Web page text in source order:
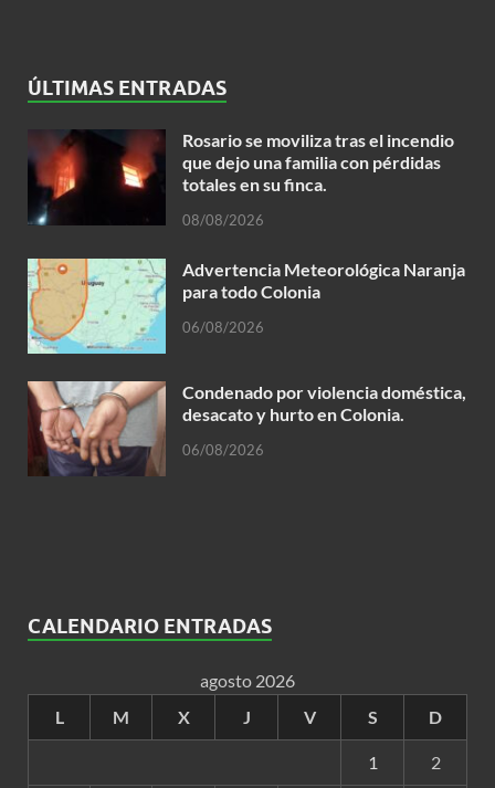
ÚLTIMAS ENTRADAS
Rosario se moviliza tras el incendio
que dejo una familia con pérdidas
totales en su finca.
08/08/2026
Advertencia Meteorológica Naranja
para todo Colonia
06/08/2026
Condenado por violencia doméstica,
desacato y hurto en Colonia.
06/08/2026
CALENDARIO ENTRADAS
agosto 2026
L
M X J V S D
1 2